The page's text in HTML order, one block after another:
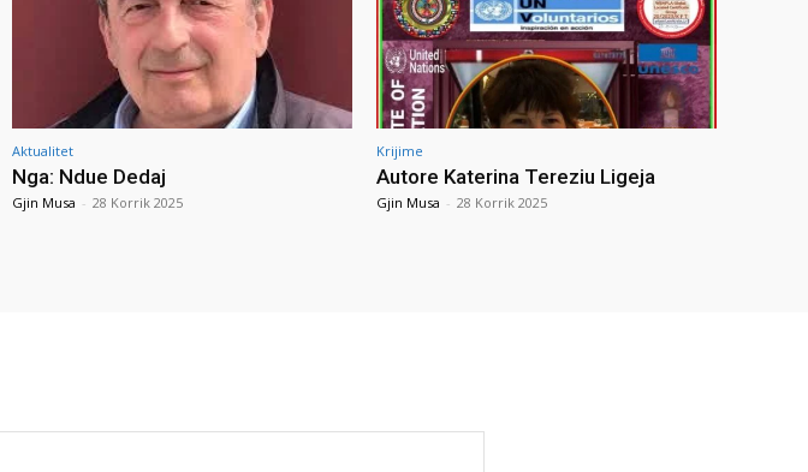
Aktualitet
Nga: Ndue Dedaj
Gjin Musa - 28 Korrik 2025
Krijime
Autore Katerina Tereziu Ligeja
Gjin Musa - 28 Korrik 2025